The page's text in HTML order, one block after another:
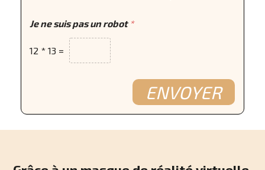
a
i
J
Je ne suis pas un robot *
12 * 13 =
ENVOYER